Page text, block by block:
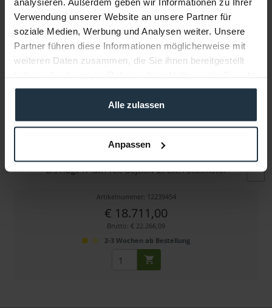
Verwendung unserer Website an unsere Partner für
soziale Medien, Werbung und Analysen weiter. Unsere
Partner führen diese Informationen möglicherweise mit
weiteren Daten zusammen, die Sie ihnen bereitgestellt
gesammelt haben.
Alle zulassen
Anpassen
Weitere Artikel von Canon ansehen
Canon KJ17ex7.7B IASE
2/3 HDgc 17 fach Tele Objektiv 2x Ext. Focusmotor
Artikelnummer: 12239454
€ 18.711,00
Brutto: € 22.266,09
2-3 Wochen ab Bestellung